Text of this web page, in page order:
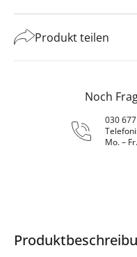
Produkt teilen
Noch
030
Mo. –